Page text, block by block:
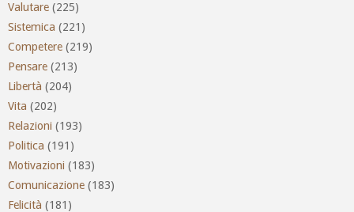
Valutare (225)
Sistemica (221)
Competere (219)
Pensare (213)
Libertà (204)
Vita (202)
Relazioni (193)
Politica (191)
Motivazioni (183)
Comunicazione (183)
Felicità (181)